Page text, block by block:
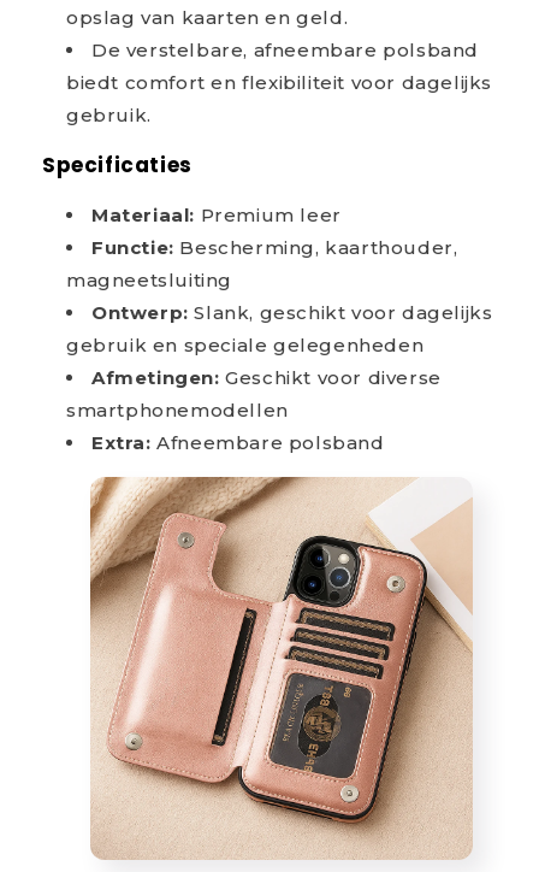
opslag van kaarten en geld.
De verstelbare, afneembare polsband
biedt comfort en flexibiliteit voor dagelijks
gebruik.
Specificaties
Materiaal: Premium leer
Functie: Bescherming, kaarthouder,
magneetsluiting
Ontwerp: Slank, geschikt voor dagelijks
gebruik en speciale gelegenheden
Afmetingen: Geschikt voor diverse
smartphonemodellen
Extra: Afneembare polsband